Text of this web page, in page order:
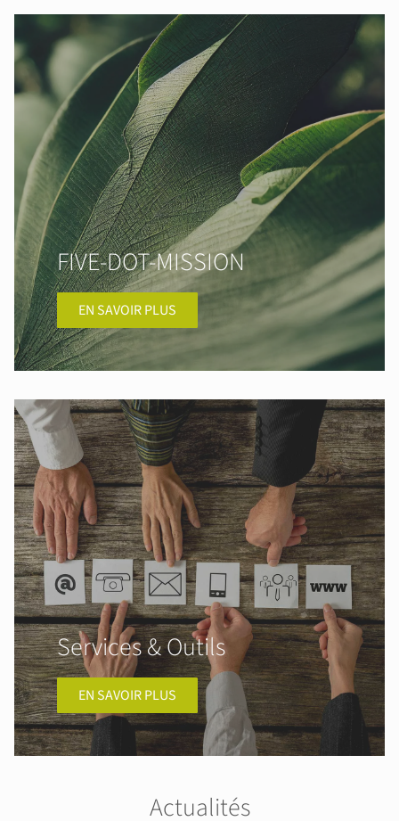
FIVE-DOT-MISSION
EN SAVOIR PLUS
Services & Outils
EN SAVOIR PLUS
Actualités